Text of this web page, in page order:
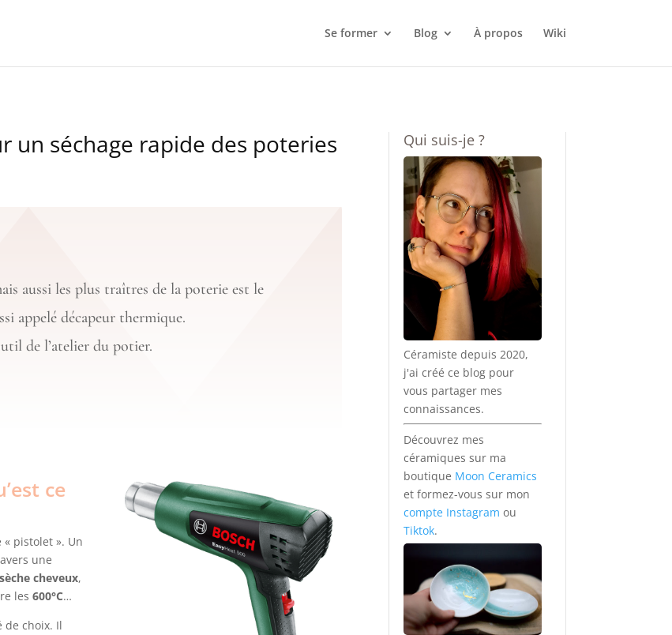
Se former Blog À propos Wiki
un séchage rapide des poteries
aussi les plus traîtres de la poterie est le
appelé décapeur thermique.
de l’atelier du potier.
ce
« pistolet ». Un
une
cheveux,
les 600°C…
de choix. Il
Qui suis-je ?
Céramiste depuis 2020,
j'ai créé ce blog pour
vous partager mes
connaissances.
Découvrez mes
céramiques sur ma
boutique Moon Ceramics
et formez-vous sur mon
compte Instagram ou
Tiktok.